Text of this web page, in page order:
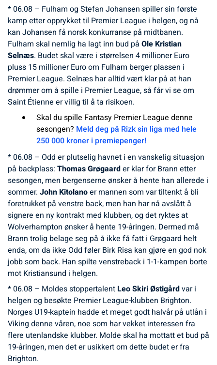
* 06.08 – Fulham og Stefan Johansen spiller sin første
kamp etter opprykket til Premier League i helgen, og nå
kan Johansen få norsk konkurranse på midtbanen.
Fulham skal nemlig ha lagt inn bud på Ole Kristian
Selnæs. Budet skal være i størrelsen 4 millioner Euro
pluss 15 millioner Euro om Fulham berger plassen i
Premier League. Selnæs har alltid vært klar på at han
drømmer om å spille i Premier League, så får vi se om
Saint Étienne er villig til å ta risikoen.
Skal du spille Fantasy Premier League denne
sesongen? Meld deg på Rizk sin liga med hele
250 000 kroner i premiepenger!
* 06.08 – Odd er plutselig havnet i en vanskelig situasjon
på backplass: Thomas Grøgaarder klar for Brann etter
sesongen, men bergenserne ønsker å hente han allerede i
sommer. John Kitolanoer mannen som var tiltenkt å bli
foretrukket på venstre back, men han har nå avslått å
signere en ny kontrakt med klubben, og det ryktes at
Wolverhampton ønsker å hente 19-åringen. Dermed må
Brann trolig belage seg på å ikke få fatt i Grøgaard helt
enda, om da ikke Odd føler Birk Risa kan gjøre en god nok
jobb som back. Han spilte venstreback i 1-1-kampen borte
mot Kristiansund i helgen.
* 06.08 – Moldes stoppertalent Leo Skiri Østigårdvar i
helgen og besøkte Premier League-klubben Brighton.
Norges U19-kaptein hadde et meget godt halvår på utlån i
Viking denne våren, noe som har vekket interessen fra
flere utenlandske klubber. Molde skal ha mottatt et bud på
19-åringen, men det er usikkert om dette budet er fra
Brighton.